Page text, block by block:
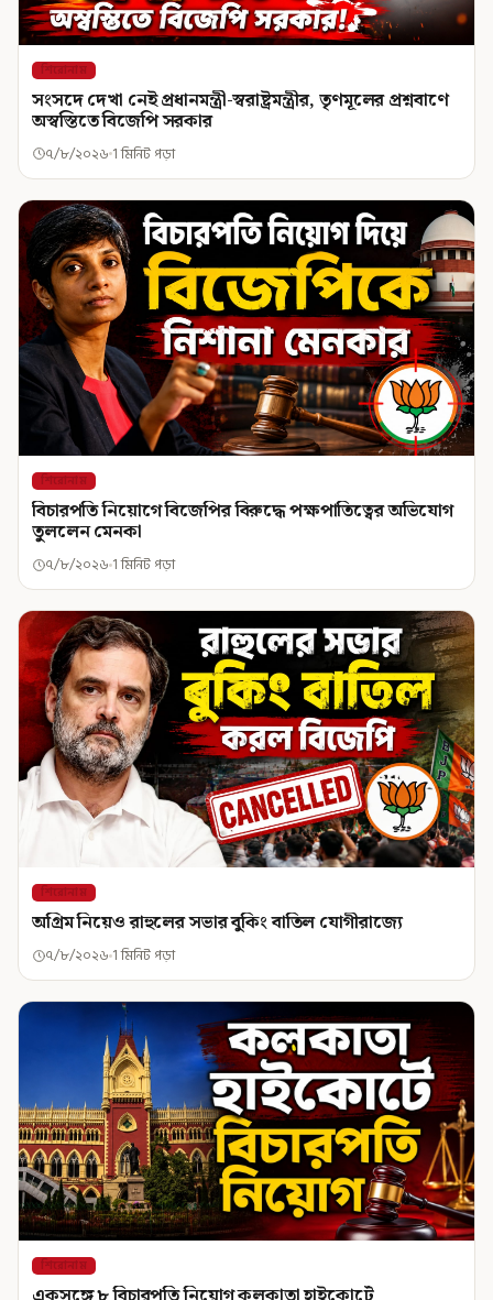
শিরোনাম
সংসদে দেখা নেই প্রধানমন্ত্রী-স্বরাষ্ট্রমন্ত্রীর, তৃণমূলের প্রশ্নবাণে
অস্বস্তিতে বিজেপি সরকার
৭/৮/২০২৬ 1 মিনিট পড়া
শিরোনাম
বিচারপতি নিয়োগে বিজেপির বিরুদ্ধে পক্ষপাতিত্বের অভিযোগ
তুললেন মেনকা
৭/৮/২০২৬ 1 মিনিট পড়া
শিরোনাম
অগ্রিম নিয়েও রাহুলের সভার বুকিং বাতিল যোগীরাজ্যে
৭/৮/২০২৬ 1 মিনিট পড়া
শিরোনাম